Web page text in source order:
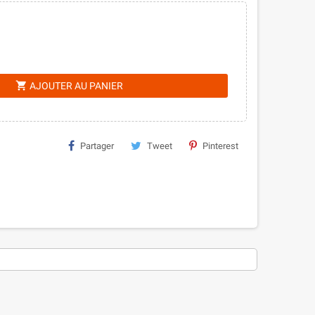
shopping_cart AJOUTER AU PANIER
Partager Tweet Pinterest